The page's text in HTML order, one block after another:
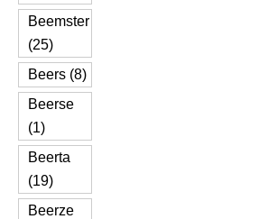
Beemster
(25)
Beers (8)
Beerse
(1)
Beerta
(19)
Beerze